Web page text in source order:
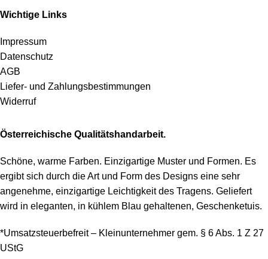
Wichtige Links
Impressum
Datenschutz
AGB
Liefer- und Zahlungsbestimmungen
Widerruf
Österreichische Qualitätshandarbeit.
Schöne, warme Farben. Einzigartige Muster und Formen. Es
ergibt sich durch die Art und Form des Designs eine sehr
angenehme, einzigartige Leichtigkeit des Tragens. Geliefert
wird in eleganten, in kühlem Blau gehaltenen, Geschenketuis.
*Umsatzsteuerbefreit – Kleinunternehmer gem. § 6 Abs. 1 Z 27
UStG